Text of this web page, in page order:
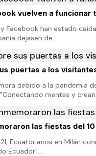
vuelven a funcionar
Facebook han estado
dejasen de…
puertas a los
debido a la
mentes y
las fiestas del
Ecuatorianos en Milán
Ecuador”…